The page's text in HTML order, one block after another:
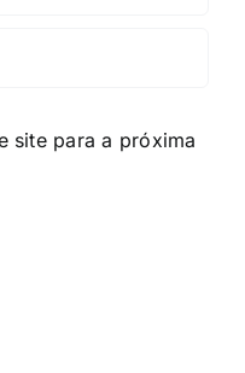
site para a próxima